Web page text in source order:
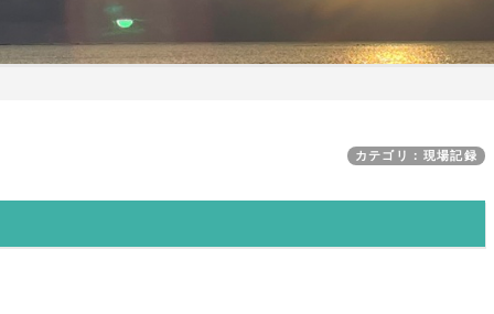
カテゴリ：現場記録